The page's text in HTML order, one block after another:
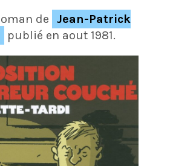
de
Jean-Patrick
publié en aout 1981.